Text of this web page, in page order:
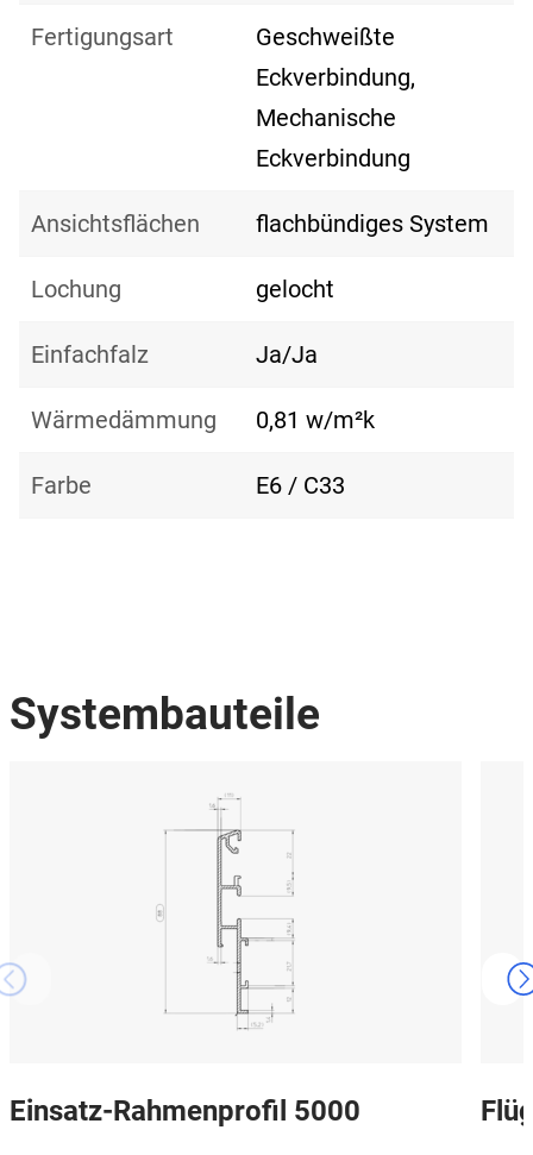
Fertigungsart
Geschweißte
Eckverbindung,
Mechanische
Eckverbindung
Ansichtsflächen flachbündiges System
Lochung gelocht
Einfachfalz Ja/Ja
Wärmedämmung 0,81 w/m²k
Farbe E6 / C33
Systembauteile
Einsatz-Rahmenprofil 5000